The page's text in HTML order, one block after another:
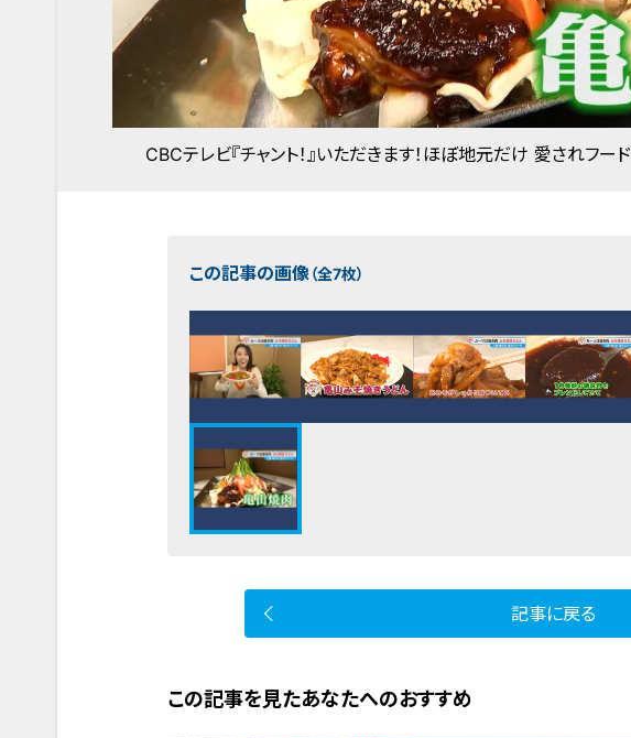
CBCテレビ『チャント！』いただきます！ほぼ地元だけ 愛されフード
この記事の画像（全7枚）
記事に戻る
この記事を見たあなたへのおすすめ